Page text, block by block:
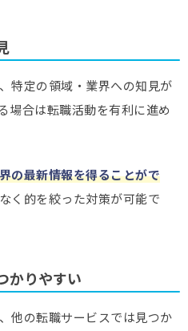
特定の領域・業界への知見が
場合は転職活動を有利に進め
の最新情報を得ることがで
く的を絞った対策が可能で
かりやすい
他の転職サービスでは見つか